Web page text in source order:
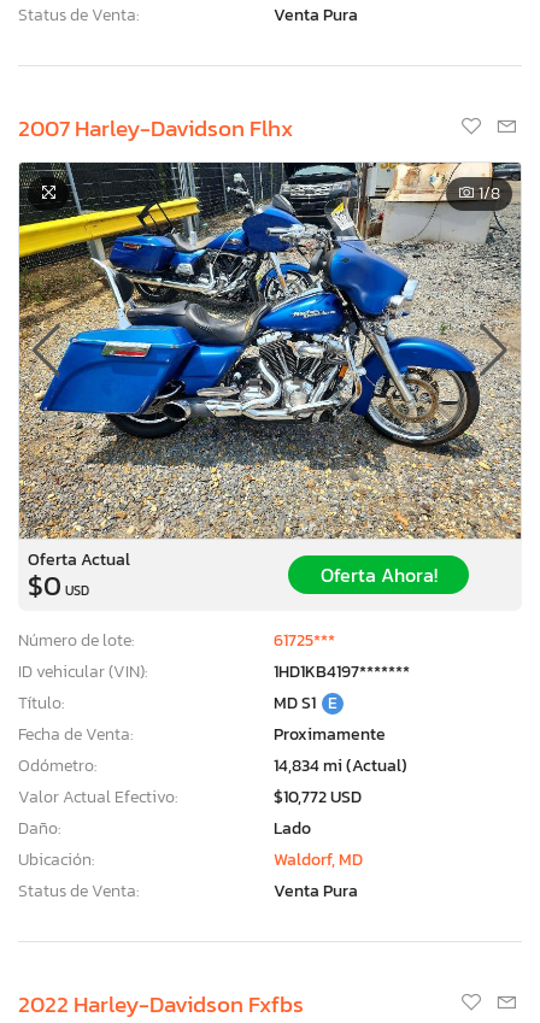
Status de Venta:
Venta Pura
2007 Harley-Davidson Flhx
1/8
Oferta Actual
$0 USD
Oferta Ahora!
Número de lote:
61725***
ID vehicular (VIN):
1HD1KB4197*******
Título:
MD S1 E
Fecha de Venta:
Proximamente
Odómetro:
14,834 mi (Actual)
Valor Actual Efectivo:
$10,772 USD
Daño:
Lado
Ubicación:
Waldorf, MD
Status de Venta:
Venta Pura
2022 Harley-Davidson Fxfbs